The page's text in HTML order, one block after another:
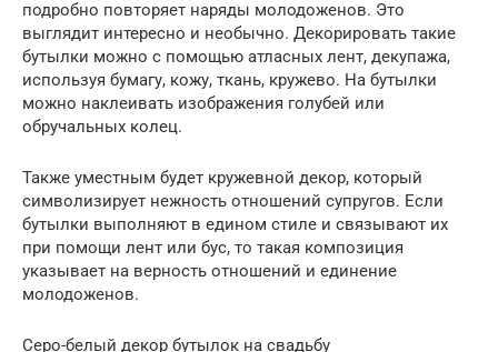
подробно повторяет наряды молодоженов. Это
выглядит интересно и необычно. Декорировать такие
бутылки можно с помощью атласных лент, декупажа,
используя бумагу, кожу, ткань, кружево. На бутылки
можно наклеивать изображения голубей или
обручальных колец.
Также уместным будет кружевной декор, который
символизирует нежность отношений супругов. Если
бутылки выполняют в едином стиле и связывают их
при помощи лент или бус, то такая композиция
указывает на верность отношений и единение
молодоженов.
Серо-белый декор бутылок на свадьбу